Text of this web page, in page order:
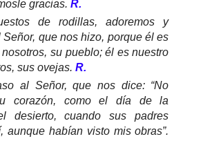
gracias. R.
de rodillas, adoremos y
que nos hizo, porque él es
nosotros, su pueblo; él es nuestro
sus ovejas. R.
al Señor, que nos dice: “No
corazón, como el día de la
desierto, cuando sus padres
aunque habían visto mis obras”.